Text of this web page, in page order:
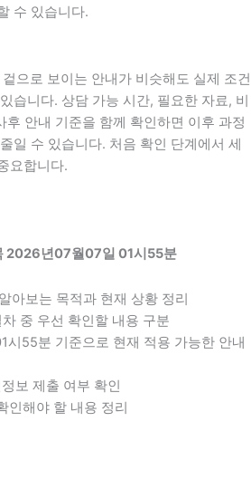
수 있습니다.
으로 보이는 안내가 비슷해도 실제 조건
습니다. 상담 가능 시간, 필요한 자료, 비
후 안내 기준을 함께 확인하면 이후 과정
일 수 있습니다. 처음 확인 단계에서 세
요합니다.
2026년07월07일 01시55분
아보는 목적과 현재 상황 정리
중 우선 확인할 내용 구분
시55분 기준으로 현재 적용 가능한 안내
보 제출 여부 확인
인해야 할 내용 정리